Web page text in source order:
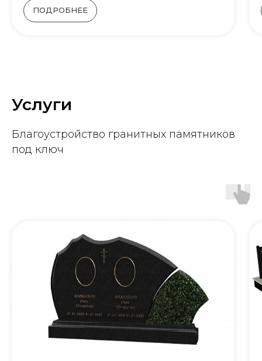
ПОДРОБНЕЕ
Услуги
Благоустройство гранитных памятников
под ключ